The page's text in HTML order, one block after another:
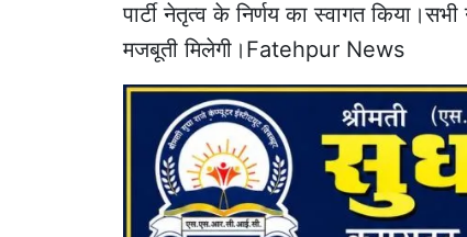
पार्टी नेतृत्व के निर्णय का स्वागत
मजबूती मिलेगी।Fatehpur News